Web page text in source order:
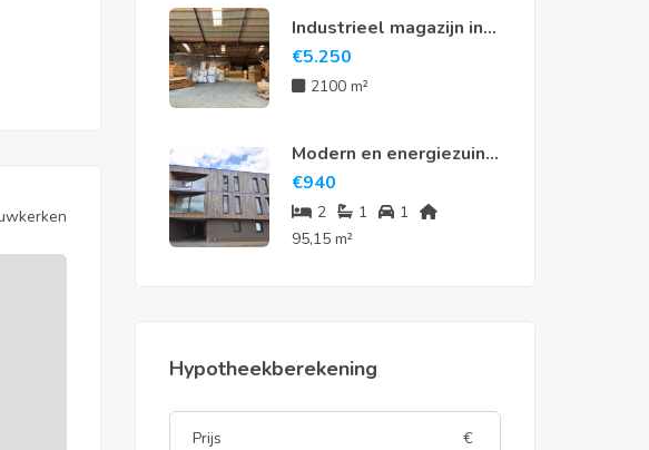
Industrieel magazijn in
Sint-Niklaas
€5.250
2100 m²
Modern en energiezuinig
appartement te huur in
hartje Nieuwkerken-
Waas
€940
2 1
1
95,15 m²
Hypotheekberekening
€